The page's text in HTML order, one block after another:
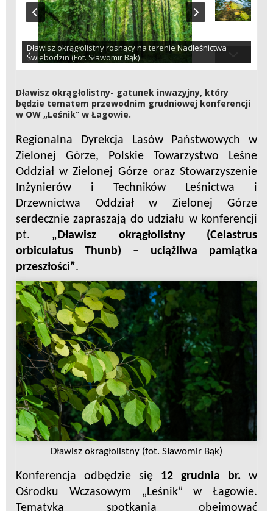
Dławisz okrągłolistny rosnący na terenie Nadleśnictwa
Świebodzin (Fot. Sławomir Bąk)
Dławisz okrągłolistny- gatunek inwazyjny, który
będzie tematem przewodnim grudniowej konferencji
w OW „Leśnik” w Łagowie.
Regionalna Dyrekcja Lasów Państwowych w
Zielonej Górze, Polskie Towarzystwo Leśne
Oddział w Zielonej Górze oraz Stowarzyszenie
Inżynierów i Techników Leśnictwa i
Drzewnictwa Oddział w Zielonej Górze
serdecznie zapraszają do udziału w konferencji
pt. „Dławisz okrągłolistny (Celastrus
orbiculatus Thunb) – uciążliwa pamiątka
przeszłości”.
Dławisz okragłolistny (fot. Sławomir Bąk)
Konferencja odbędzie się 12 grudnia br. w
Ośrodku Wczasowym „Leśnik” w Łagowie.
Tematyka spotkania obejmować